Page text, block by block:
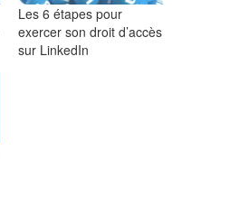
Les 6 étapes pour
exercer son droit d’accès
sur LinkedIn